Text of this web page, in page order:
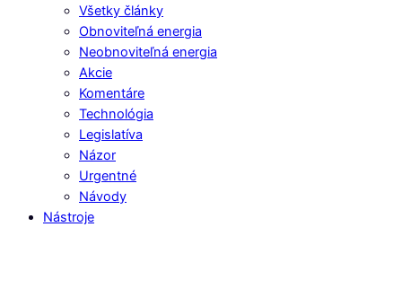
Všetky články
Obnoviteľná energia
Neobnoviteľná energia
Akcie
Komentáre
Technológia
Legislatíva
Názor
Urgentné
Návody
Nástroje